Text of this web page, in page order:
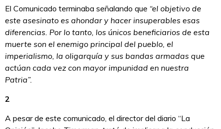
El Comunicado terminaba señalando que “el objetivo de
este asesinato es ahondar y hacer insuperables esas
diferencias. Por lo tanto, los únicos beneficiarios de esta
muerte son el enemigo principal del pueblo, el
imperialismo, la oligarquía y sus bandas armadas que
actúan cada vez con mayor impunidad en nuestra
Patria”.
2
A pesar de este comunicado, el director del diario “La